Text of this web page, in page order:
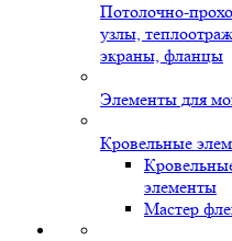
Потолочно-
узлы,
экраны, фланцы
Элементы для
Кровельные
элементы
Мастер